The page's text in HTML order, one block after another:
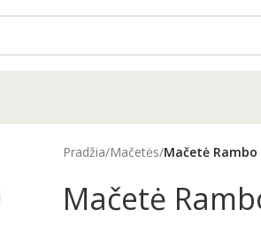
Pradžia/Mačetės/Mačetė Rambo
Mačetė